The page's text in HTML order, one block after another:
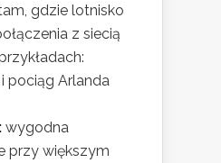
gdzie lotnisko
z siecią
pociąg Arlanda
wygodna
przy większym